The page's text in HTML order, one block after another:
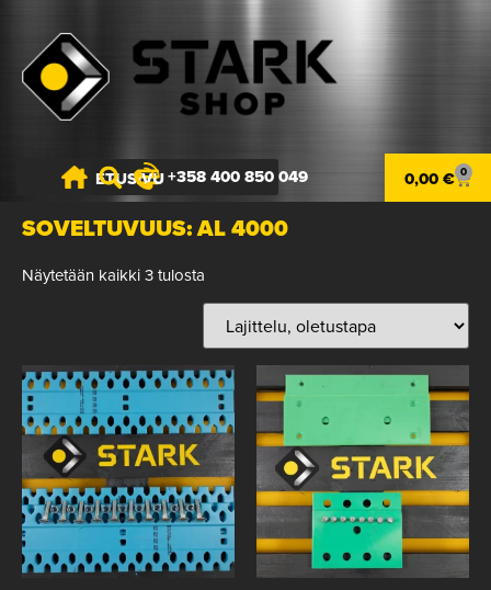
ETUSIVU+358 400 850 049 0,00€ 0
SOVELTUVUUS: AL 4000
Näytetään kaikki 3 tulosta